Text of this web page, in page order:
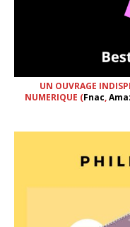
UN OUVRAGE
NUMERIQUE (Fnac,